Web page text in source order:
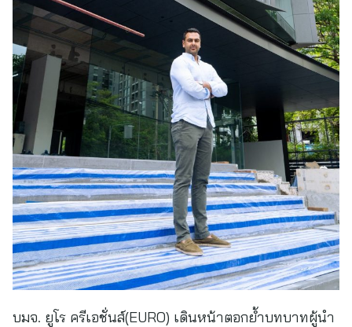
บมจ. ยูโร ครีเอชั่นส์(EURO) เดินหน้าตอกย้ำบทบาทผู้นำ